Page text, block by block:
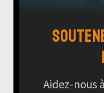
Aidez-nous